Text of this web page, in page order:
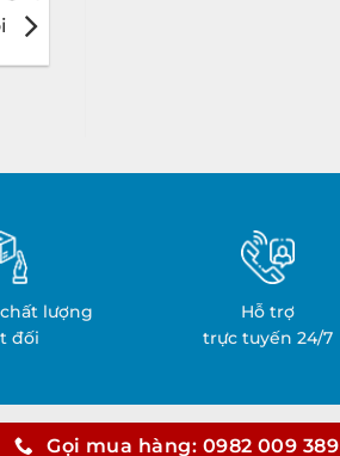
lượng
đối
Hỗ trợ
trực tuyến 24/7
Gọi mua hàng: 0982 009 389